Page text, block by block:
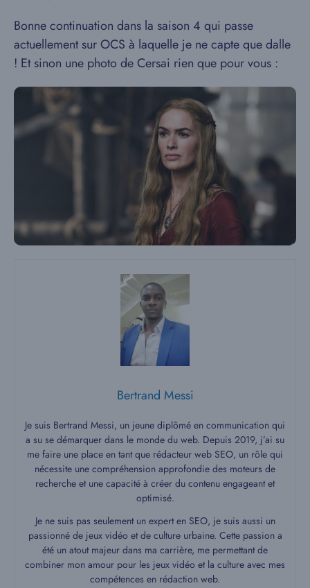
Bonne continuation dans la saison 4 qui passe
actuellement sur OCS à laquelle je ne capte que dalle
! Et sinon une photo de Cersai rien que pour vous :
Bertrand Messi
Je suis Bertrand Messi, un jeune diplômé en communication qui
a su se démarquer dans le monde du web. Depuis 2019, j’ai su
me faire une place en tant que rédacteur web SEO, un rôle qui
nécessite une compréhension approfondie des moteurs de
recherche et une capacité à créer du contenu engageant et
optimisé.
Je ne suis pas seulement un expert en SEO, je suis aussi un
passionné de jeux vidéo et de culture urbaine. Cette passion a
été un atout majeur dans ma carrière, me permettant de
combiner mon amour pour les jeux vidéo et la culture avec mes
compétences en rédaction web.